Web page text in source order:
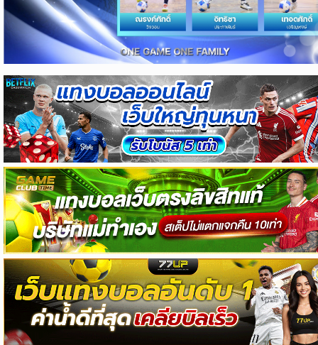
ข่าว
NBA
ข่าว
NFL
คอ
ลัม
นิ
สต์
วิเคราะห์
บอล
วิเคราะห์
NFL
วิเคราะห์
NBA